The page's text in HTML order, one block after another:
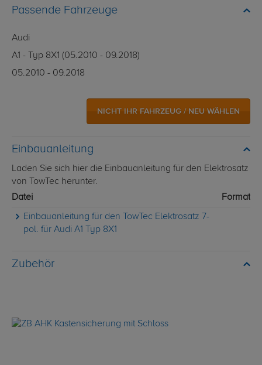
Passende Fahrzeuge
Audi
A1 - Typ 8X1 (05.2010 - 09.2018)
05.2010 - 09.2018
NICHT IHR FAHRZEUG / NEU WÄHLEN
Einbauanleitung
Laden Sie sich hier die Einbauanleitung für den Elektrosatz
von TowTec herunter.
Datei
Format
Einbauanleitung für den TowTec Elektrosatz 7-
pol. für Audi A1 Typ 8X1
Zubehör